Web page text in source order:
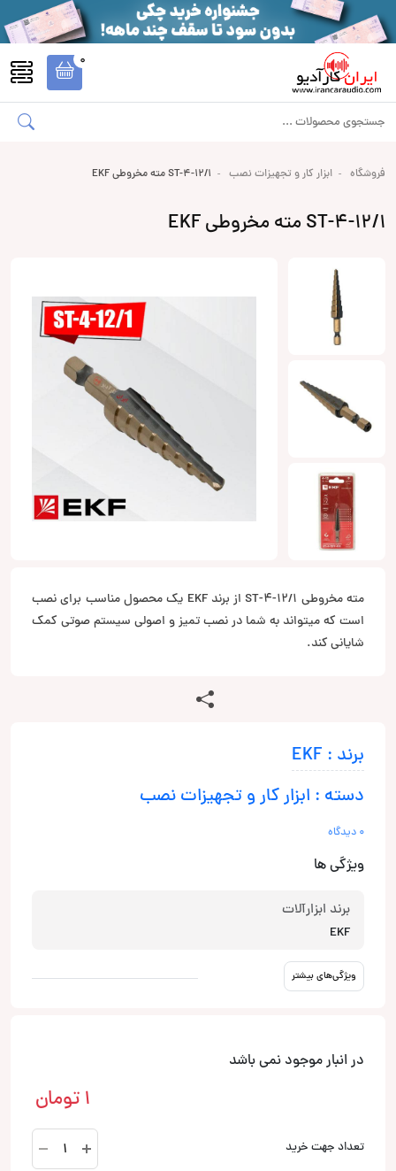
0
فروشگاه ابزار کار و تجهیزات نصب ST-4-12/1 مته مخروطی EKF
ST-4-12/1 مته مخروطی EKF
مته مخروطی ST-4-12/1 از برند EKF یک محصول مناسب برای نصب
است که میتواند به شما در نصب تمیز و اصولی سیستم صوتی کمک
شایانی کند.
برند : EKF
دسته : ابزار کار و تجهیزات نصب
0 دیدگاه
ویژگی ها
برند ابزارآلات
EKF
ویژگی‌های بیشتر
در انبار موجود نمی باشد
1 تومان
تعداد جهت خرید
ST-
4-